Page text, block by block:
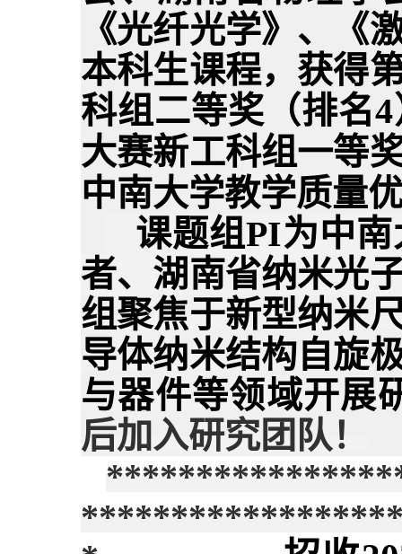
《光纤光学》、《
本科生课程，获得
科组二等奖（排名
大赛新工科组一等
中南大学教学质量
课题组PI为中
者、湖南省纳米光
组聚焦于新型纳米
导体纳米结构自旋
与器件等领域开展
后加入研究团队！